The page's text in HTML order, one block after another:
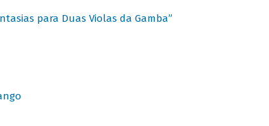
para Duas Violas da Gamba”